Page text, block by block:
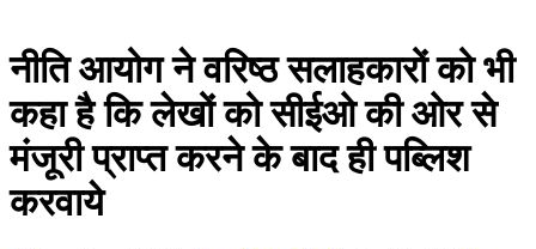
नीति आयोग ने वरिष्ठ सलाहकारों को भी
कहा है कि लेखों को सीईओ की ओर से
मंजूरी प्राप्त करने के बाद ही पब्लिश
करवाये